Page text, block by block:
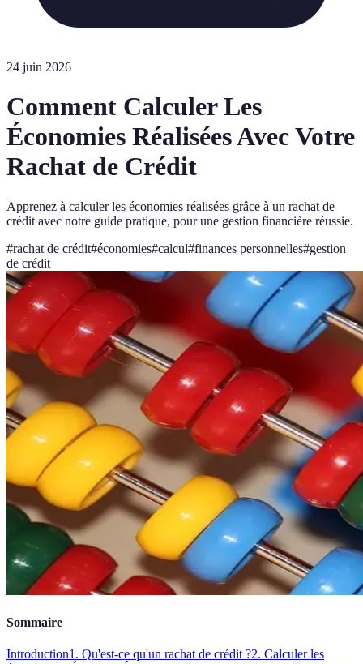
24 juin 2026
Comment Calculer Les
Économies Réalisées Avec Votre
Rachat de Crédit
Apprenez à calculer les économies réalisées grâce à un rachat de
crédit avec notre guide pratique, pour une gestion financière réussie.
#rachat de crédit#économies#calcul#finances personnelles#gestion
de crédit
Sommaire
Introduction1. Qu'est-ce qu'un rachat de crédit ?2. Calculer les